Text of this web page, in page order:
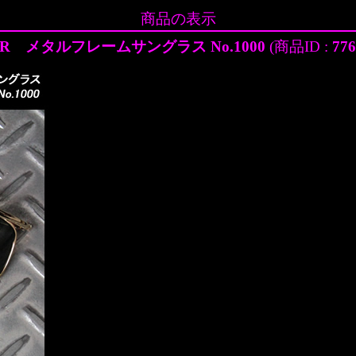
商品の表示
メタルフレームサングラス No.1000 (商品ID :